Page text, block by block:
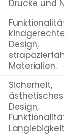
Drucke und
Funktionalität,
kindgerechtes
Design,
Materialien.
Sicherheit,
ästhetisches
Design,
Funktionalität,
Langlebigkeit.